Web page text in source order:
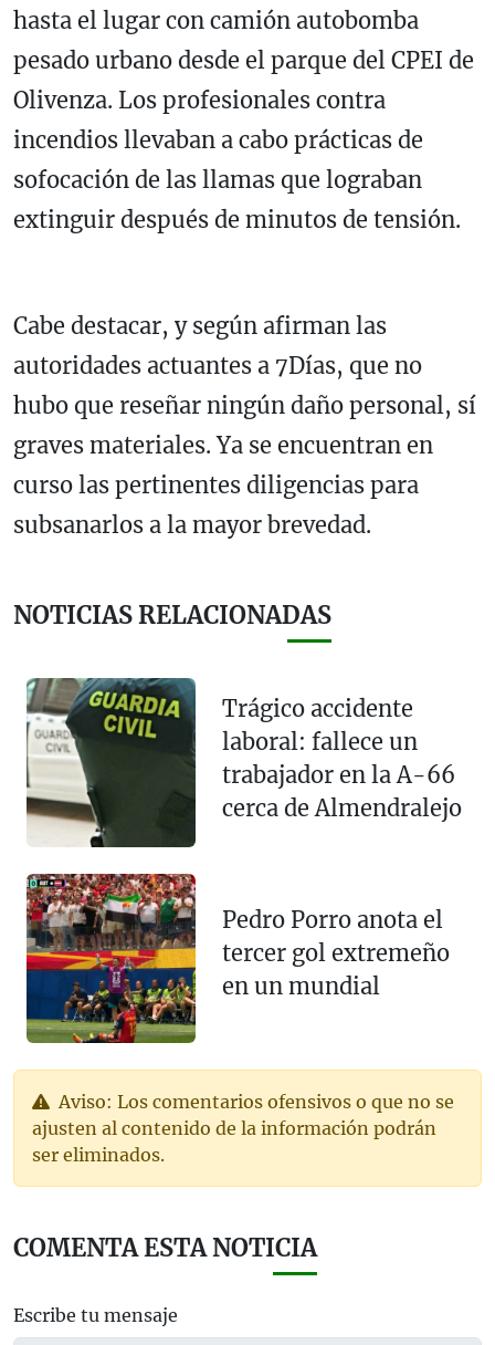
hasta el lugar con camión autobomba
pesado urbano desde el parque del CPEI de
Olivenza. Los profesionales contra
incendios llevaban a cabo prácticas de
sofocación de las llamas que lograban
extinguir después de minutos de tensión.
Cabe destacar, y según afirman las
autoridades actuantes a 7Días, que no
hubo que reseñar ningún daño personal, sí
graves materiales. Ya se encuentran en
curso las pertinentes diligencias para
subsanarlos a la mayor brevedad.
NOTICIAS RELACIONADAS
Trágico accidente
laboral: fallece un
trabajador en la A-66
cerca de Almendralejo
Pedro Porro anota el
tercer gol extremeño
en un mundial
Aviso: Los comentarios ofensivos o que no se
ajusten al contenido de la información podrán
ser eliminados.
COMENTA ESTA NOTICIA
Escribe tu mensaje